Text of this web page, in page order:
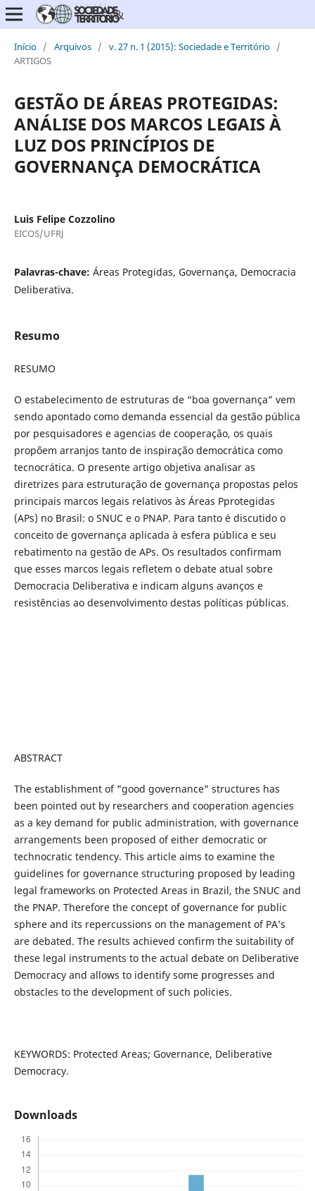
Início / Arquivos / v. 27 n. 1 (2015): Sociedade e Território /
ARTIGOS
GESTÃO DE ÁREAS PROTEGIDAS:
ANÁLISE DOS MARCOS LEGAIS À
LUZ DOS PRINCÍPIOS DE
GOVERNANÇA DEMOCRÁTICA
Luis Felipe Cozzolino
EICOS/UFRJ
Palavras-chave: Áreas Protegidas, Governança, Democracia
Deliberativa.
Resumo
RESUMO
O estabelecimento de estruturas de “boa governança” vem
sendo apontado como demanda essencial da gestão pública
por pesquisadores e agencias de cooperação, os quais
propõem arranjos tanto de inspiração democrática como
tecnocrática. O presente artigo objetiva analisar as
diretrizes para estruturação de governança propostas pelos
principais marcos legais relativos às Áreas Pprotegidas
(APs) no Brasil: o SNUC e o PNAP. Para tanto é discutido o
conceito de governança aplicada à esfera pública e seu
rebatimento na gestão de APs. Os resultados confirmam
que esses marcos legais refletem o debate atual sobre
Democracia Deliberativa e indicam alguns avanços e
resistências ao desenvolvimento destas políticas públicas.
ABSTRACT
The establishment of "good governance" structures has
been pointed out by researchers and cooperation agencies
as a key demand for public administration, with governance
arrangements been proposed of either democratic or
technocratic tendency. This article aims to examine the
guidelines for governance structuring proposed by leading
legal frameworks on Protected Areas in Brazil, the SNUC and
the PNAP. Therefore the concept of governance for public
sphere and its repercussions on the management of PA’s
are debated. The results achieved confirm the suitability of
these legal instruments to the actual debate on Deliberative
Democracy and allows to identify some progresses and
obstacles to the development of such policies.
KEYWORDS: Protected Areas; Governance, Deliberative
Democracy.
Downloads